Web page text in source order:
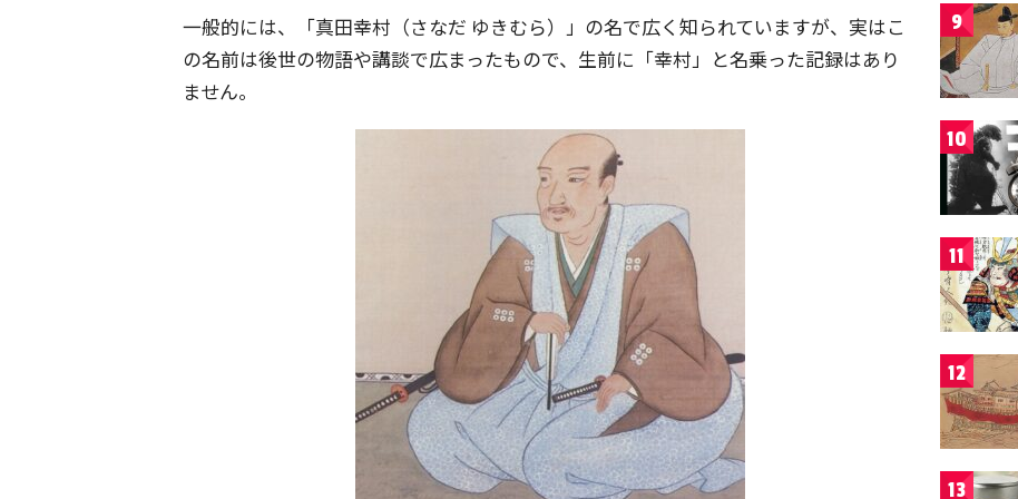
一般的には、「真田幸村（さなだ ゆきむら）」の名で広く知られていますが、実はこ
の名前は後世の物語や講談で広まったもので、生前に「幸村」と名乗った記録はあり
ません。
9
10
11
12
13